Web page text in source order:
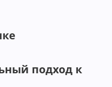
подход к